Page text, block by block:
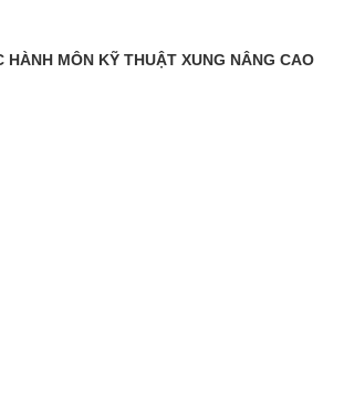
HÀNH MÔN KỸ THUẬT XUNG NÂNG CAO